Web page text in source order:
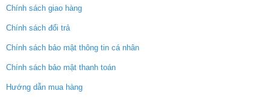
Chính sách giao hàng
Chính sách đổi trả
Chính sách bảo mật thông tin cá nhân
Chính sách bảo mật thanh toán
Hướng dẫn mua hàng